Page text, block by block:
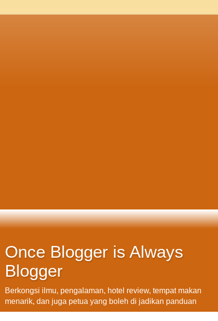
Once Blogger is Always
Blogger
Berkongsi ilmu, pengalaman, hotel review, tempat makan
menarik, dan juga petua yang boleh di jadikan panduan